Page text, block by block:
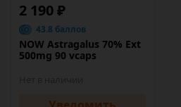
2 190 ₽
43.8 баллов
NOW Astragalus 70% Ext
500mg 90 vcaps